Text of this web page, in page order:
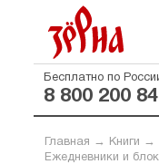
Бесплатно по
8 800 200
Главная → Книги →
Ежедневники и